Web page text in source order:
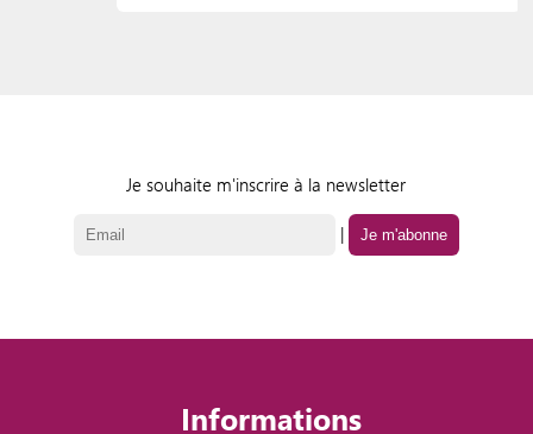
Je souhaite m'inscrire à la newsletter
|
Informations